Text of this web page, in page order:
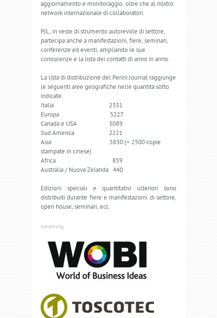
aggiornamento e monitoraggio, oltre che al nostro
network internazionale di collaboratori.
PJL, in veste di strumento autorevole di settore,
partecipa anche a manifestazioni, fiere, seminari,
conferenze ed eventi, ampliando le sue
conoscenze e la lista dei contatti di anno in anno.
La lista di distribuzione del Perini Journal raggiunge
le seguenti aree geografiche nelle quantità sotto
indicate:
Italia 2331
Europa 5227
Canada e USA 3089
Sud America 2221
Asia 5830 (+ 2500 copie
stampate in cinese)
Africa 859
Australia / Nuova Zelanda 440
Edizioni speciali e quantitativi ulteriori sono
distribuiti durante fiere e manifestazioni di settore,
open house, seminari, ecc.
Advertising